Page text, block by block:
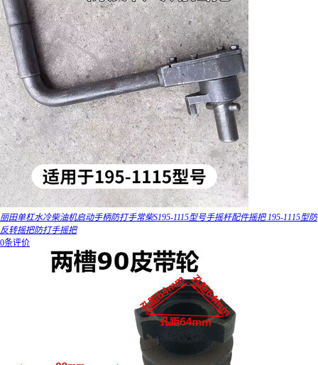
丽田单杠水冷柴油机启动手柄防打手常柴S195-1115型号手摇杆配件摇把 195-1115型防
反转摇把防打手摇把
0条评价